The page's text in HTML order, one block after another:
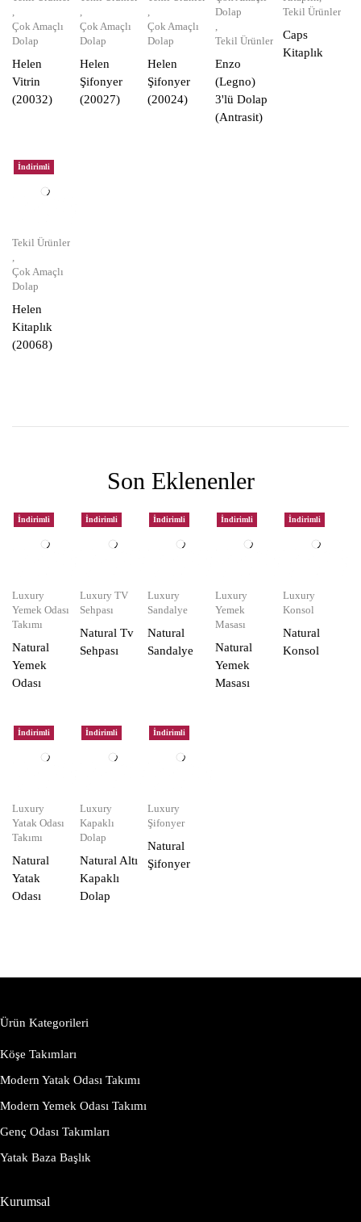
,
Çok Amaçlı
Dolap
Helen
Vitrin
(20032)
,
Çok Amaçlı
Dolap
Helen
Şifonyer
(20027)
,
Çok Amaçlı
Dolap
Helen
Şifonyer
(20024)
Dolap
,
Tekil Ürünler
Enzo
(Legno)
3'lü Dolap
(Antrasit)
Tekil Ürünler
Caps
Kitaplık
İndirimli
Tekil Ürünler
,
Çok Amaçlı
Dolap
Helen
Kitaplık
(20068)
Son Eklenenler
İndirimli
Luxury
Yemek Odası
Takımı
Natural
Yemek
Odası
İndirimli
Luxury TV
Sehpası
Natural Tv
Sehpası
İndirimli
Luxury
Sandalye
Natural
Sandalye
İndirimli
Luxury
Yemek
Masası
Natural
Yemek
Masası
İndirimli
Luxury
Konsol
Natural
Konsol
İndirimli
Luxury
Yatak Odası
Takımı
Natural
Yatak
Odası
İndirimli
Luxury
Kapaklı
Dolap
Natural Altı
Kapaklı
Dolap
İndirimli
Luxury
Şifonyer
Natural
Şifonyer
Ürün Kategorileri
Köşe Takımları
Modern Yatak Odası Takımı
Modern Yemek Odası Takımı
Genç Odası Takımları
Yatak Baza Başlık
Kurumsal